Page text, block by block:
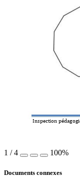
Inspection pédagog
1 /4 100%
Documents connexes